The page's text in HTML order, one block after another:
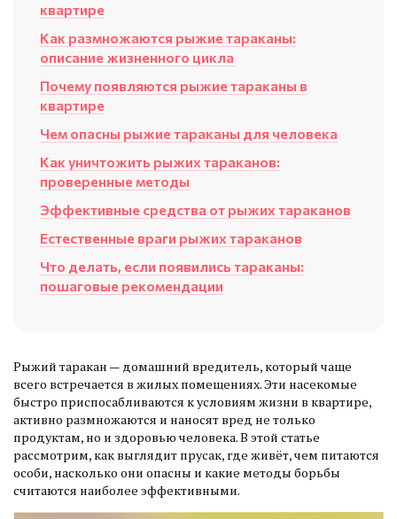
квартире
Как размножаются рыжие тараканы:
описание жизненного цикла
Почему появляются рыжие тараканы в
квартире
Чем опасны рыжие тараканы для человека
Как уничтожить рыжих тараканов:
проверенные методы
Эффективные средства от рыжих тараканов
Естественные враги рыжих тараканов
Что делать, если появились тараканы:
пошаговые рекомендации
Рыжий таракан — домашний вредитель, который чаще
всего встречается в жилых помещениях. Эти насекомые
быстро приспосабливаются к условиям жизни в квартире,
активно размножаются и наносят вред не только
продуктам, но и здоровью человека. В этой статье
рассмотрим, как выглядит прусак, где живёт, чем питаются
особи, насколько они опасны и какие методы борьбы
считаются наиболее эффективными.